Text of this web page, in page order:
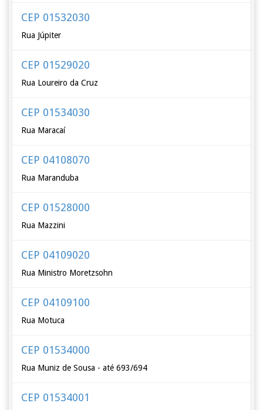
CEP 01532030
Rua Júpiter
CEP 01529020
Rua Loureiro da Cruz
CEP 01534030
Rua Maracaí
CEP 04108070
Rua Maranduba
CEP 01528000
Rua Mazzini
CEP 04109020
Rua Ministro Moretzsohn
CEP 04109100
Rua Motuca
CEP 01534000
Rua Muniz de Sousa - até 693/694
CEP 01534001